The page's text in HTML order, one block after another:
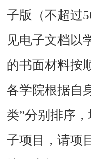
子版（不超过
见电子文档以
的书面材料按
各学院根据自
类”分别排序
子项目，请项